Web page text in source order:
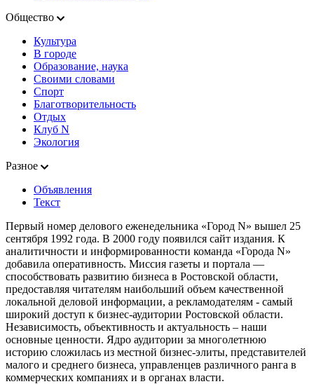
Общество
Культура
В городе
Образование, наука
Своими словами
Спорт
Благотворительность
Отдых
Клуб N
Экология
Разное
Объявления
Текст
Первый номер делового еженедельника «Город N» вышел 25
сентября 1992 года. В 2000 году появился сайт издания. К
аналитичности и информированности команда «Города N»
добавила оперативность. Миссия газеты и портала —
способствовать развитию бизнеса в Ростовской области,
предоставляя читателям наибольший объем качественной
локальной деловой информации, а рекламодателям - самый
широкий доступ к бизнес-аудитории Ростовской области.
Независимость, объективность и актуальность – наши
основные ценности. Ядро аудитории за многолетнюю
историю сложилась из местной бизнес-элиты, представителей
малого и среднего бизнеса, управленцев различного ранга в
коммерческих компаниях и в органах власти.